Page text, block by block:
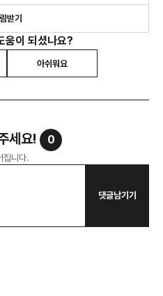
받기
움이 되셨나요?
아쉬워요
세요! 0
집니다.
댓글남기기